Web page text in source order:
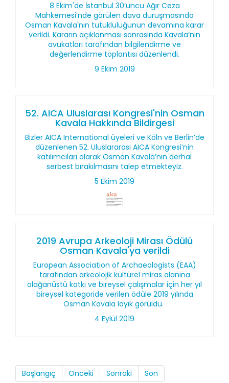
8 Ekim'de İstanbul 30’uncu Ağır Ceza
Mahkemesi’nde görülen dava duruşmasında
Osman Kavala'nın tutukluluğunun devamına karar
verildi. Kararın açıklanması sonrasında Kavala’nın
avukatları tarafından bilgilendirme ve
değerlendirme toplantısı düzenlendi.
9 Ekim 2019
52. AICA Uluslarası Kongresi'nin Osman
Kavala Hakkında Bildirgesi
Bizler AICA International üyeleri ve Köln ve Berlin’de
düzenlenen 52. Uluslararası AICA Kongresi’nin
katılımcıları olarak Osman Kavala’nın derhal
serbest bırakılmasını talep etmekteyiz.
5 Ekim 2019
2019 Avrupa Arkeoloji Mirası Ödülü
Osman Kavala'ya verildi
European Association of Archaeologists (EAA)
tarafından arkeolojik kültürel miras alanına
olağanüstü katkı ve bireysel çalışmalar için her yıl
bireysel kategoride verilen ödüle 2019 yılında
Osman Kavala layık görüldü.
4 Eylül 2019
Başlangıç Önceki Sonraki Son